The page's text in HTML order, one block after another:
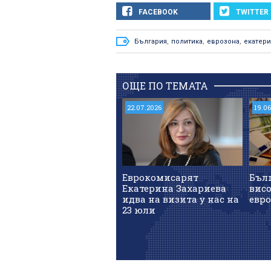
FACEBOOK TWITTER
България, политика, еврозона,
ОЩЕ ПО ТЕМАТА
22.07.2026
Еврокомисарят
Екатерина Захариева
идва на визита у нас на
23 юли